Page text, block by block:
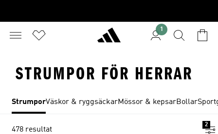
1
STRUMPOR FÖR HERRAR
StrumporVäskor & ryggsäckarMössor & kepsarBollar
478 resultat
2